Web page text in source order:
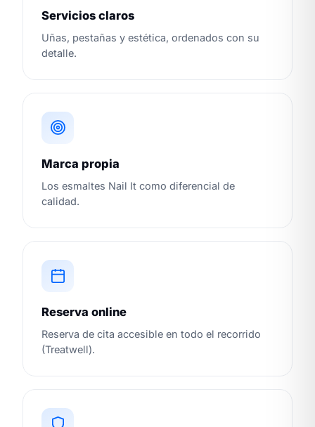
Servicios claros
Uñas, pestañas y estética, ordenados con su
detalle.
Marca propia
Los esmaltes Nail It como diferencial de
calidad.
Reserva online
Reserva de cita accesible en todo el recorrido
(Treatwell).